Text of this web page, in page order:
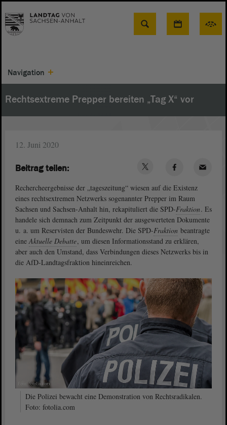
Suche
Navigation
Rechtsextreme Prepper bereiten „Tag X“ vor
12. Juni 2020
Rechercheergebnisse der „tageszeitung“ wiesen auf die Existenz
eines rechtsextremen Netzwerks sogenannter Prepper im Raum
Sachsen und Sachsen-Anhalt hin, rekapituliert die SPD-Fraktion. Es
handele sich demnach zum Zeitpunkt der ausgewerteten Dokumente
u. a. um Reservisten der Bundeswehr. Die SPD-Fraktion beantragte
eineAktuelle Debatte, um diesen Informationsstand zu erklären,
aber auch den Umstand, dass Verbindungen dieses Netzwerks bis in
die AfD-Landtagsfraktion hineinreichen.
Die Polizei bewacht eine Demonstration von Rechtsradikalen.
Foto: fotolia.com
Beitrag teilen: